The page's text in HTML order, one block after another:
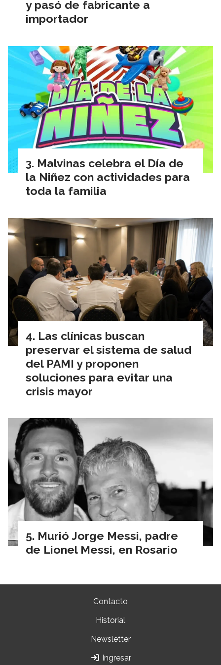
y pasó de fabricante a
importador
Malvinas celebra el Día de
la Niñez con actividades para
toda la familia
Las clínicas buscan
preservar el sistema de salud
del PAMI y proponen
soluciones para evitar una
crisis mayor
Murió Jorge Messi, padre
de Lionel Messi, en Rosario
Contacto
Historial
Newsletter
Ingresar